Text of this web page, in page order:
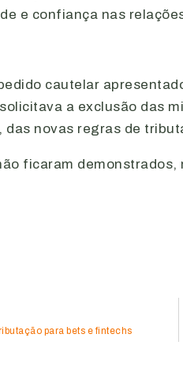
e confiança nas
cautelar
a exclusão das
novas regras de
ficaram
para bets e fintechs